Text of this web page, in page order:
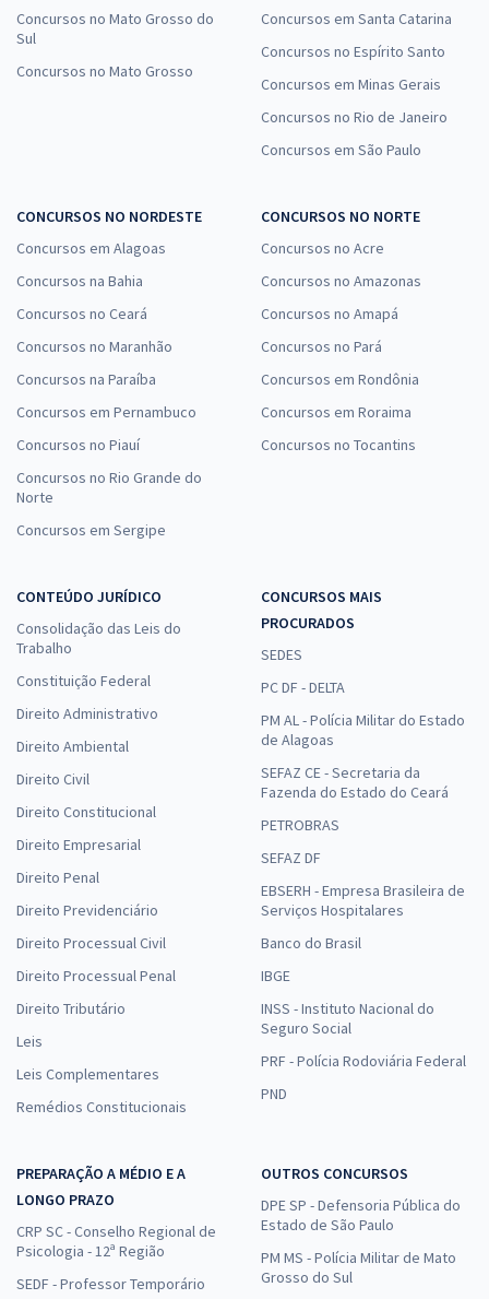
Concursos no Mato Grosso do
Sul
Concursos no Mato Grosso
Concursos em Santa Catarina
Concursos no Espírito Santo
Concursos em Minas Gerais
Concursos no Rio de Janeiro
Concursos em São Paulo
CONCURSOS NO NORDESTE
Concursos em Alagoas
Concursos na Bahia
Concursos no Ceará
Concursos no Maranhão
Concursos na Paraíba
Concursos em Pernambuco
Concursos no Piauí
Concursos no Rio Grande do
Norte
Concursos em Sergipe
CONCURSOS NO NORTE
Concursos no Acre
Concursos no Amazonas
Concursos no Amapá
Concursos no Pará
Concursos em Rondônia
Concursos em Roraima
Concursos no Tocantins
CONTEÚDO JURÍDICO
Consolidação das Leis do
Trabalho
Constituição Federal
Direito Administrativo
Direito Ambiental
Direito Civil
Direito Constitucional
Direito Empresarial
Direito Penal
Direito Previdenciário
Direito Processual Civil
Direito Processual Penal
Direito Tributário
Leis
Leis Complementares
Remédios Constitucionais
CONCURSOS MAIS
PROCURADOS
SEDES
PC DF - DELTA
PM AL - Polícia Militar do Estado
de Alagoas
SEFAZ CE - Secretaria da
Fazenda do Estado do Ceará
PETROBRAS
SEFAZ DF
EBSERH - Empresa Brasileira de
Serviços Hospitalares
Banco do Brasil
IBGE
INSS - Instituto Nacional do
Seguro Social
PRF - Polícia Rodoviária Federal
PND
PREPARAÇÃO A MÉDIO E A
LONGO PRAZO
CRP SC - Conselho Regional de
Psicologia - 12ª Região
SEDF - Professor Temporário
OUTROS CONCURSOS
DPE SP - Defensoria Pública do
Estado de São Paulo
PM MS - Polícia Militar de Mato
Grosso do Sul